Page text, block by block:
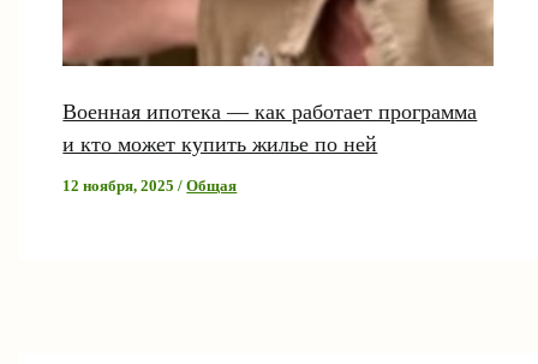
Военная ипотека — как работает программа
и кто может купить жилье по ней
12 ноября, 2025/Общая